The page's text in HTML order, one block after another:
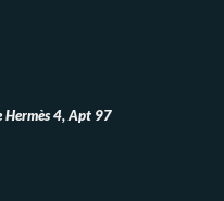
Hermès 4, Apt 97